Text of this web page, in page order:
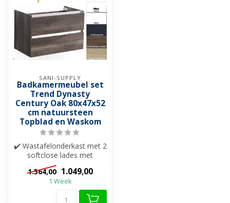
SANI-SUPPLY
Badkamermeubel set
Trend Dynasty
Century Oak 80x47x52
cm natuursteen
Topblad en Waskom
✔️ Wastafelonderkast met 2
softclose lades met
greeplijst (aluminium)
✔️ Natuur...
1.564,00 1.049,00
1 Week